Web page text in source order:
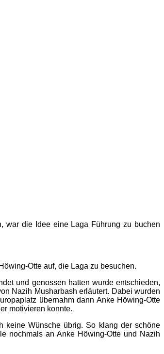
war die Idee eine Laga Führung zu buchen
Otte auf, die Laga zu besuchen.
und genossen hatten wurde entschieden,
Nazih Musharbash erläutert. Dabei wurden
übernahm dann Anke Höwing-Otte
motivieren konnte.
keine Wünsche übrig. So klang der schöne
nochmals an Anke Höwing-Otte und Nazih